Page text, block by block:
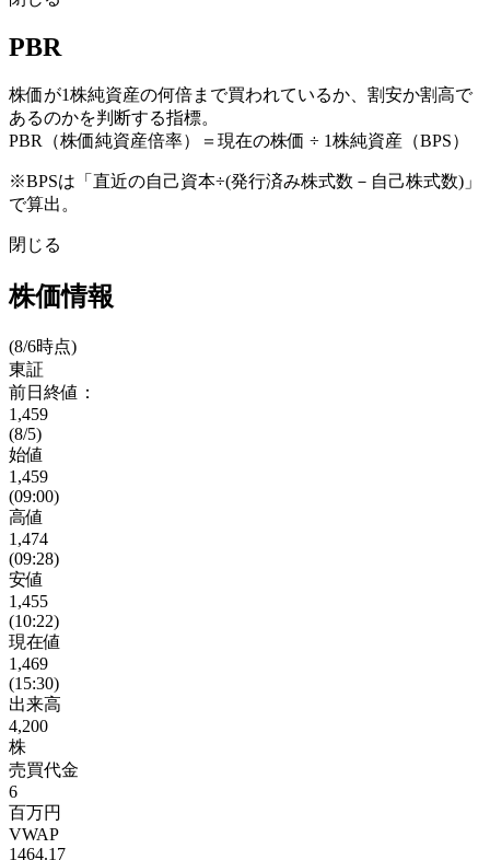
PBR
株価が1株純資産の何倍まで買われているか、割安か割高で
あるのかを判断する指標。
PBR（株価純資産倍率）＝現在の株価 ÷ 1株純資産（BPS）
※BPSは「直近の自己資本÷(発行済み株式数－自己株式数)」
で算出。
閉じる
株価情報
(8/6時点)
東証
前日終値：
1,459
(8/5)
始値
1,459
(09:00)
高値
1,474
(09:28)
安値
1,455
(10:22)
現在値
1,469
(15:30)
出来高
4,200
株
売買代金
6
百万円
VWAP
1464.17